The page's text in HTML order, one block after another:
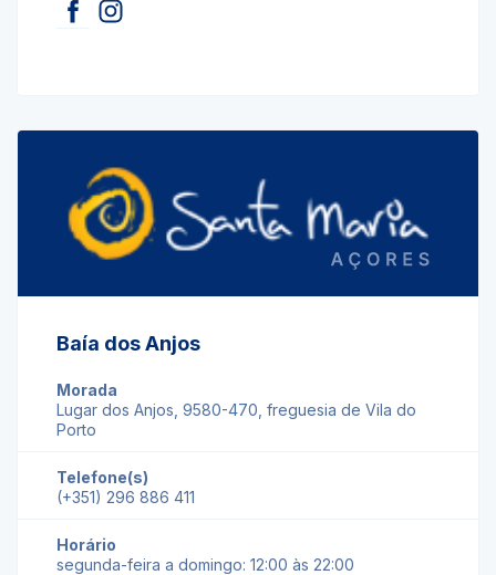
Baía dos Anjos
Morada
Lugar dos Anjos, 9580-470, freguesia de Vila do
Porto
Telefone(s)
(+351) 296 886 411
Horário
segunda-feira a domingo: 12:00 às 22:00